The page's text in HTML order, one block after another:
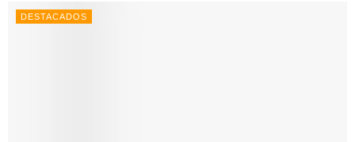
DESTACADOS